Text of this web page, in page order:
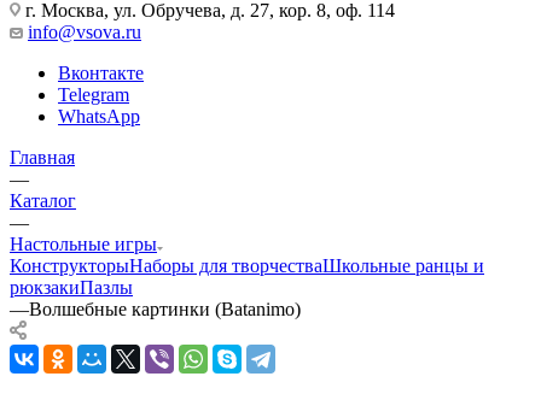
г. Москва, ул. Обручева, д. 27, кор. 8, оф. 114
info@vsova.ru
Вконтакте
Telegram
WhatsApp
Главная
—
Каталог
—
Настольные игры
КонструкторыНаборы для творчестваШкольные ранцы и
рюкзакиПазлы
—Волшебные картинки (Batanimo)